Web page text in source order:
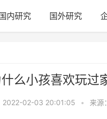
国内研究 国外研究
么小孩喜欢玩过
2022-02-03 20:01:05 • 来源：